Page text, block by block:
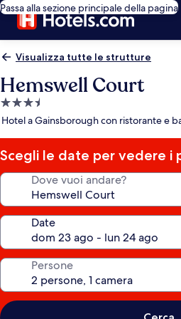
Passa alla sezione principale della pagina
Visualizza tutte le strutture
Hemswell Court
Struttura
a
stelle
Hotel a Gainsborough con ristorante e
Scegli le date per vedere i
Dove vuoi andare?
Date
Persone